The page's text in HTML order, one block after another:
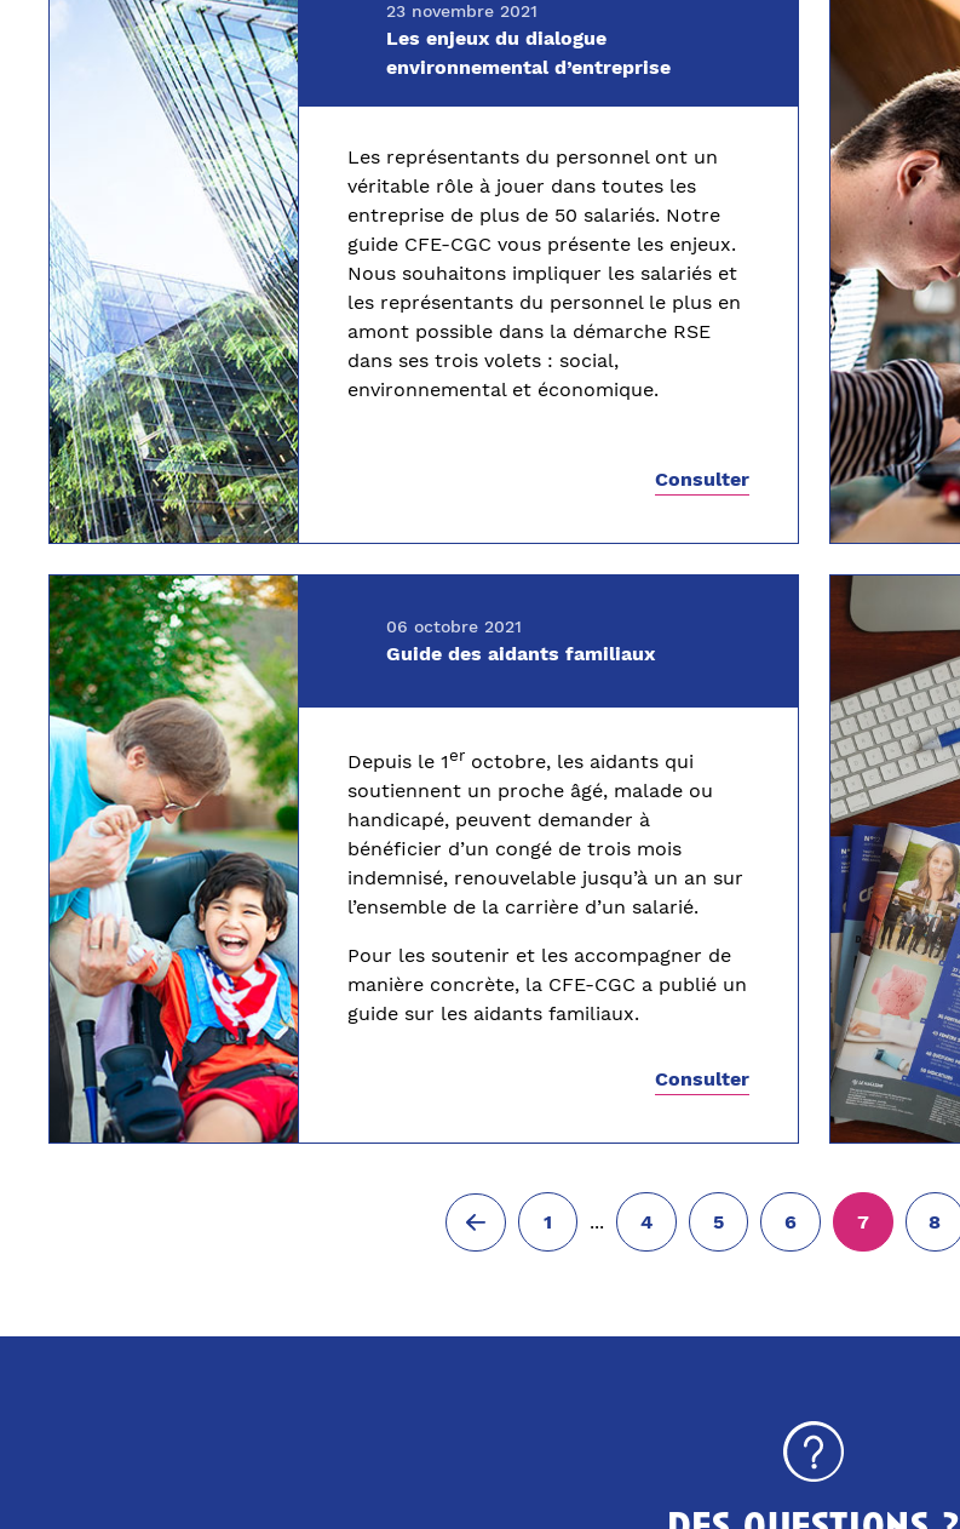
23 novembre 2021
Les enjeux du dialogue
environnemental d’entreprise
Lesreprésentants du personnel ont un
véritable rôle à jouer dans toutes les
entreprise de plus de 50 salariés. Notre
guide CFE-CGC vous présente les enjeux.
Nous souhaitons impliquer les salariés et
les représentants du personnel le plus en
amont possible dans la démarche RSE
dans ses trois volets : social,
environnemental et économique.
Consulter
06 octobre 2021
Guide des aidants familiaux
Depuis le 1eroctobre, les aidants qui
soutiennent un proche âgé, malade ou
handicapé, peuvent demander à
bénéficier d’un congé de trois mois
indemnisé, renouvelable jusqu’à un an sur
l’ensemble de la carrière d’un salarié.
Pour les soutenir et les accompagner de
manière concrète, la CFE-CGC a publié un
guide sur les aidants familiaux.
Consulter
1 ... 4 5 6 7 8